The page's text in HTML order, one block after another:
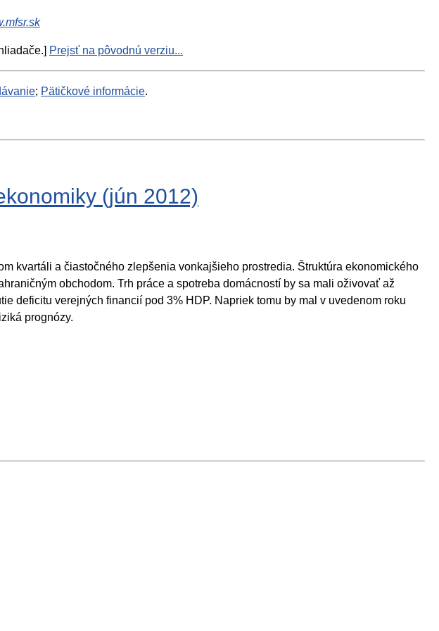
Prejsť na pôvodnú verziu...
; Pätičkové informácie.
(jún 2012)
kvartáli a čiastočného zlepšenia vonkajšieho prostredia. Štruktúra ekonomického
obchodom. Trh práce a spotreba domácností by sa mali oživovať až
deficitu verejných financií pod 3% HDP. Napriek tomu by mal v uvedenom roku
prognózy.